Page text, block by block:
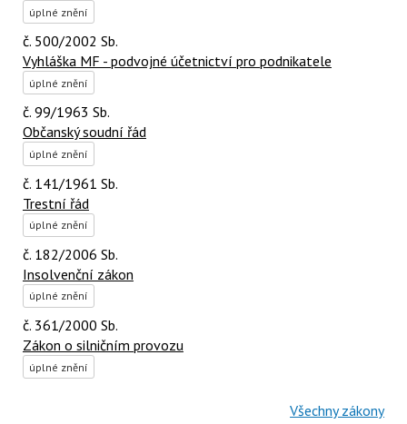
úplné znění
č. 500/2002 Sb.
Vyhláška MF - podvojné účetnictví pro podnikatele
úplné znění
č. 99/1963 Sb.
Občanský soudní řád
úplné znění
č. 141/1961 Sb.
Trestní řád
úplné znění
č. 182/2006 Sb.
Insolvenční zákon
úplné znění
č. 361/2000 Sb.
Zákon o silničním provozu
úplné znění
Všechny zákony